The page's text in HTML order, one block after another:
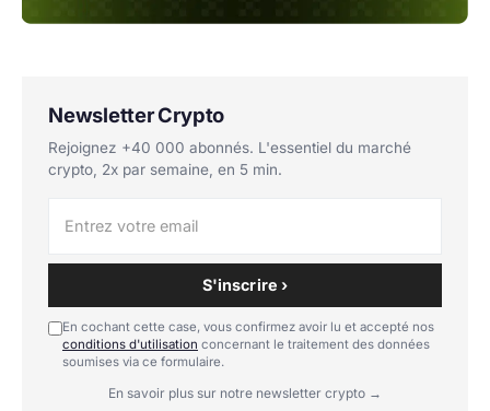
Newsletter Crypto
Rejoignez +40 000 abonnés. L'essentiel du marché
crypto, 2x par semaine, en 5 min.
S'inscrire ›
En cochant cette case, vous confirmez avoir lu et accepté nos
conditions d'utilisation concernant le traitement des données
soumises via ce formulaire.
En savoir plus sur notre newsletter crypto →